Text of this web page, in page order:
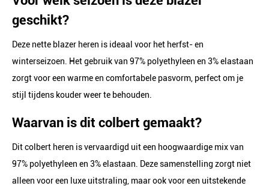
geschikt?
Deze nette blazer heren is ideaal voor het herfst- en
winterseizoen. Het gebruik van 97% polyethyleen en 3% elastaan
zorgt voor een warme en comfortabele pasvorm, perfect om je
stijl tijdens kouder weer te behouden.
Waarvan is dit colbert gemaakt?
Dit colbert heren is vervaardigd uit een hoogwaardige mix van
97% polyethyleen en 3% elastaan. Deze samenstelling zorgt niet
alleen voor een luxe uitstraling, maar ook voor een uitstekende